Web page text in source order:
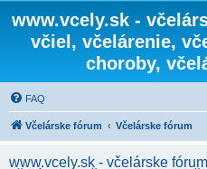
www.vcely.sk -
včiel, včelárenie,
choroby,
FAQ
Včelárske fórum Včelárske fórum
www.vcely.sk - včelárske